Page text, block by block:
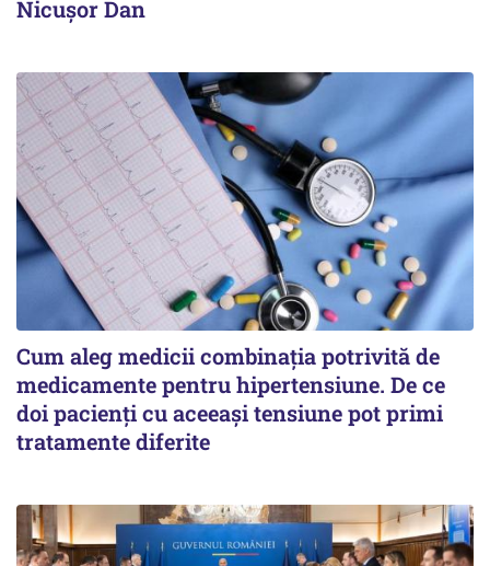
Nicușor Dan
Cum aleg medicii combinația potrivită de
medicamente pentru hipertensiune. De ce
doi pacienți cu aceeași tensiune pot primi
tratamente diferite